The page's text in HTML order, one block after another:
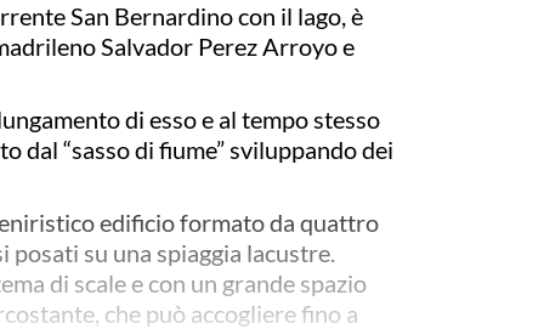
San Bernardino con il lago, è
Salvador Perez Arroyo e
di esso e al tempo stesso
dal “sasso di fiume” sviluppando dei
edificio formato da quattro
su una spiaggia lacustre.
di scale e con un grande spazio
che può accogliere fino a